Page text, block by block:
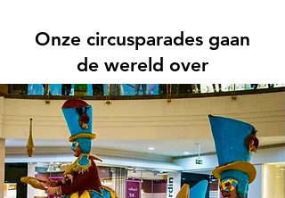
Onze circusparades gaan
de wereld over